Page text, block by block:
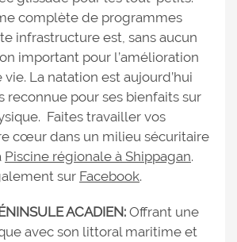
complète de programmes
infrastructure est, sans aucun
important pour l’amélioration
La natation est aujourd’hui
reconnue pour ses bienfaits sur
Faites travailler vos
cœur dans un milieu sécuritaire
Piscine régionale à Shippagan.
sur Facebook.
ACADIEN: Offrant une
avec son littoral maritime et